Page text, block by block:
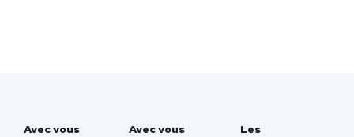
Avec vous
Avec vous
Les